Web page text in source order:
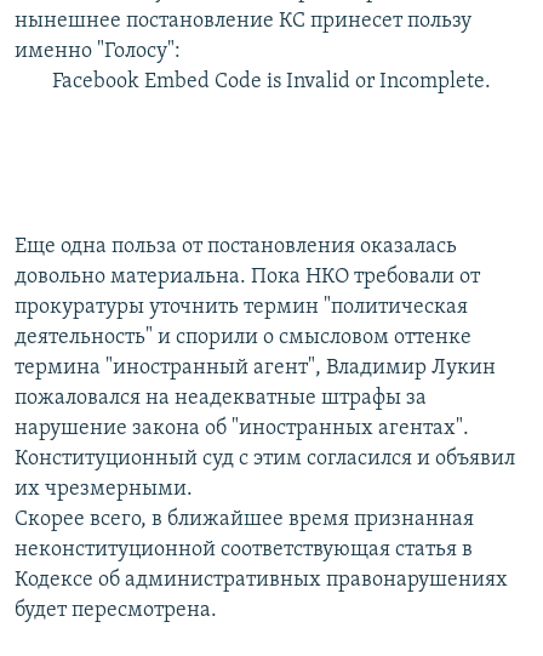
нынешнее постановление КС принесет пользу
именно "Голосу":
Facebook Embed Code is Invalid or Incomplete.
Еще одна польза от постановления оказалась
довольно материальна. Пока НКО требовали от
прокуратуры уточнить термин "политическая
деятельность" и спорили о смысловом оттенке
термина "иностранный агент", Владимир Лукин
пожаловался на неадекватные штрафы за
нарушение закона об "иностранных агентах".
Конституционный суд с этим согласился и объявил
их чрезмерными.
Скорее всего, в ближайшее время признанная
неконституционной соответствующая статья в
Кодексе об административных правонарушениях
будет пересмотрена.